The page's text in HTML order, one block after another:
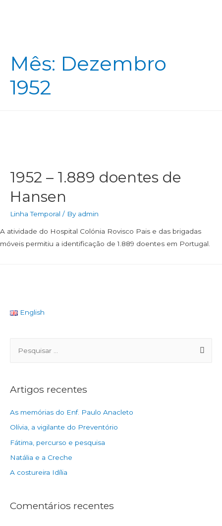
Mês: Dezembro
1952
1952 – 1.889 doentes de
Hansen
Linha Temporal / By admin
A atividade do Hospital Colónia Rovisco Pais e das brigadas
móveis permitiu a identificação de 1.889 doentes em Portugal.
English
Artigos recentes
As memórias do Enf. Paulo Anacleto
Olívia, a vigilante do Preventório
Fátima, percurso e pesquisa
Natália e a Creche
A costureira Idília
Comentários recentes